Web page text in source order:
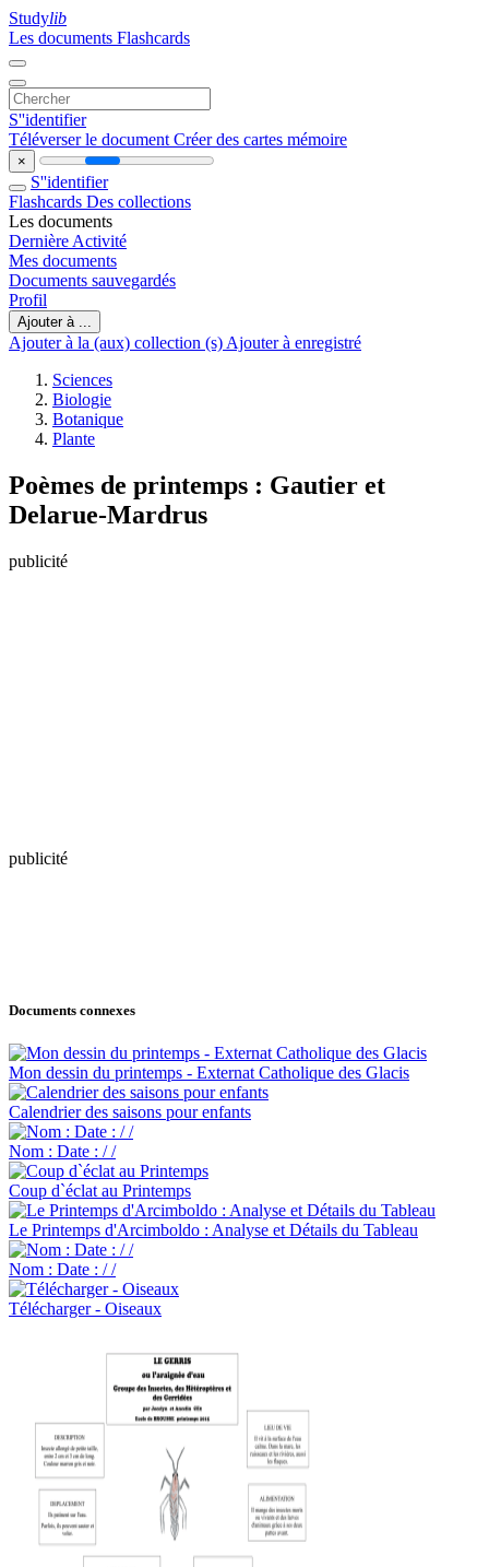
Studylib
Les documents Flashcards
S''identifier
Téléverser le document Créer des cartes mémoire
×
S''identifier
Flashcards Des collections
Les documents
Dernière Activité
Mes documents
Documents sauvegardés
Profil
Ajouter à ...
Ajouter à la (aux) collection (s) Ajouter à enregistré
Sciences
Biologie
Botanique
Plante
Poèmes de printemps : Gautier et
Delarue-Mardrus
publicité
publicité
Documents connexes
Mon dessin du printemps - Externat Catholique des Glacis
Calendrier des saisons pour enfants
Nom : Date : / /
Coup d`éclat au Printemps
Le Printemps d'Arcimboldo : Analyse et Détails du Tableau
Nom : Date : / /
Télécharger - Oiseaux